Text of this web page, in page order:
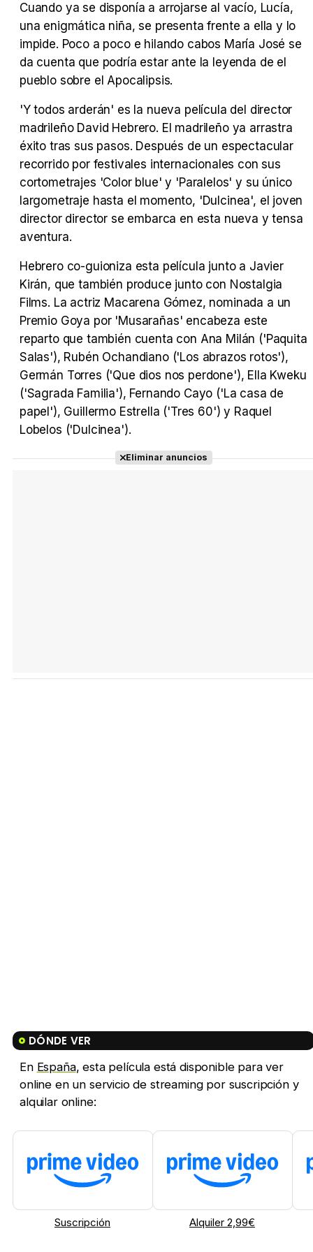
Tráiler Oficial en VOSE 'The Audacity'
Cuando ya se disponía a arrojarse al vacío, Lucía,
una enigmática niña, se presenta frente a ella y lo
impide. Poco a poco e hilando cabos María José se
da cuenta que podría estar ante la leyenda de el
pueblo sobre el Apocalipsis.
'Y todos arderán' es la nueva película del director
madrileño David Hebrero. El madrileño ya arrastra
éxito tras sus pasos. Después de un espectacular
recorrido por festivales internacionales con sus
cortometrajes 'Color blue' y 'Paralelos' y su único
largometraje hasta el momento, 'Dulcinea', el joven
director director se embarca en esta nueva y tensa
aventura.
Hebrero co-guioniza esta película junto a Javier
Kirán, que también produce junto con Nostalgia
Films. La actriz Macarena Gómez, nominada a un
Premio Goya por 'Musarañas' encabeza este
reparto que también cuenta con Ana Milán ('Paquita
Salas'), Rubén Ochandiano ('Los abrazos rotos'),
Germán Torres ('Que dios nos perdone'), Ella Kweku
('Sagrada Familia'), Fernando Cayo ('La casa de
papel'), Guillermo Estrella ('Tres 60') y Raquel
Lobelos ('Dulcinea').
Eliminar anuncios
DÓNDE VER
En España, esta película está disponible para ver
online en un servicio de streaming por suscripción y
alquilar online:
Suscripción Alquiler 2,99€